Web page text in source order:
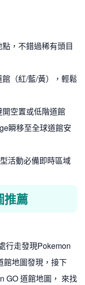
，不錯過稀有頭目
（紅/藍/黃），輕鬆
空置或低階道館
瞬移至全球道館安
活動必備即時區域
推薦
行走發現Pokemon
館地圖發現，接下
GO 道館地圖， 來找